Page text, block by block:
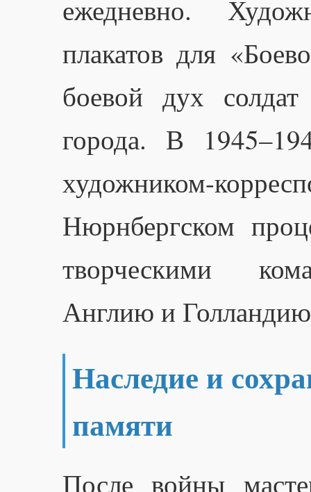
ежедневно.
плакатов для
боевой дух
города. В
художником-
Нюрнбергском
творческими
Англию и
Наследие и
памяти
После войны